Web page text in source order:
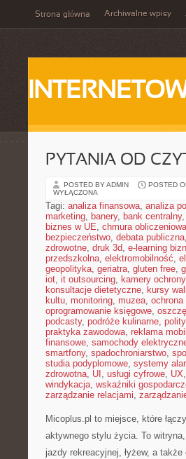
Strona główna Archiwalne wpisy
PYTANIA OD
POSTED BY ADMIN POSTED
WYŁĄCZONA
Tagi: analiza finansowa, analiza
marketing, banery, bank centralny,
biznes w UE, chmura obliczeniowa
bezpieczeństwo, debata publiczna,
zdrowotne, druk 3d, e-learning
przedszkolna, elektromobilność,
geopolityka, geriatra, gluten free,
iot, it outsourcing, kamery ochrony
konsultacje dietetyczne, kursy
kultu, monitoring, muzea, ochrona
oprogramowanie księgowe,
podcasty, podróże kulinarne,
praktyka zawodowa, reklama
finansowe, samochody
smartfony, spadochroniarstwo,
studia podyplomowe, systemy
zdrowotna, UI , usługi cyfrowe, UX,
windykacja, wskaźniki
zarządzanie relacjami,
Micoplus.pl to miejsce, które
aktywnego stylu życia. To
jazdy rekreacyjnej, łyżew, a